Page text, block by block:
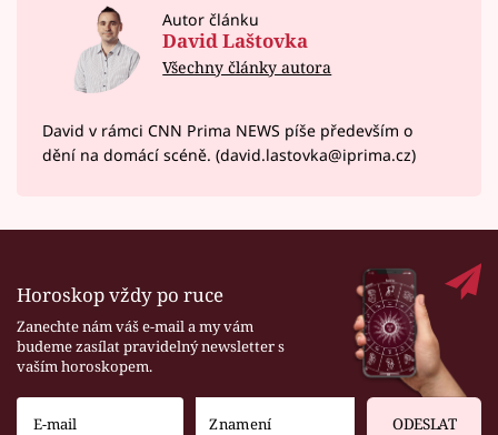
Autor článku
David Laštovka
Všechny články autora
David v rámci CNN Prima NEWS píše především o
dění na domácí scéně. (david.lastovka@iprima.cz)
Horoskop vždy po ruce
Zanechte nám váš e-mail a my vám
budeme zasílat pravidelný newsletter s
vaším horoskopem.
ODESLAT